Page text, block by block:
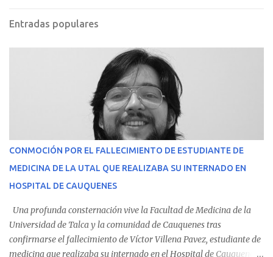
Entradas populares
CONMOCIÓN POR EL FALLECIMIENTO DE ESTUDIANTE DE
MEDICINA DE LA UTAL QUE REALIZABA SU INTERNADO EN
HOSPITAL DE CAUQUENES
Una profunda consternación vive la Facultad de Medicina de la
Universidad de Talca y la comunidad de Cauquenes tras
confirmarse el fallecimiento de Víctor Villena Pavez, estudiante de
medicina que realizaba su internado en el Hospital de Cauquenes.